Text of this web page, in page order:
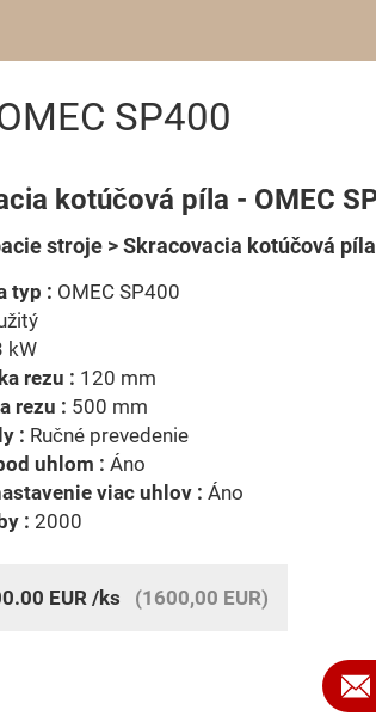
SP400
kotúčová píla - OMEC
stroje > Skracovacia kotúčová píla
typ : OMEC SP400
kW
rezu : 120 mm
rezu : 500 mm
: Ručné prevedenie
uhlom : Áno
viac uhlov : Áno
: 2000
EUR /ks (1600,00 EUR)